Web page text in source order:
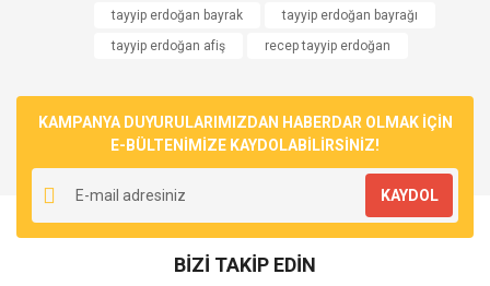
tayyip erdoğan bayrak
tayyip erdoğan bayrağı
tayyip erdoğan afiş
recep tayyip erdoğan
KAMPANYA DUYURULARIMIZDAN HABERDAR OLMAK İÇİN
E-BÜLTENİMİZE KAYDOLABİLİRSİNİZ!
KAYDOL
BİZİ TAKİP EDİN